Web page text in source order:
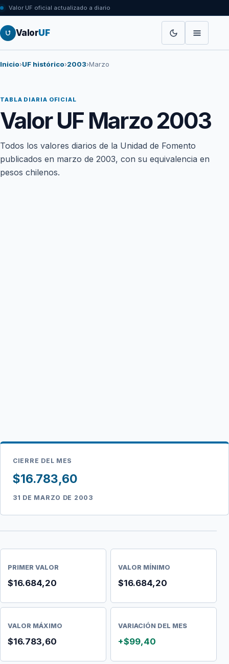
Valor UF oficial actualizado a diario
ValorUF
Inicio›UF histórico›2003›Marzo
TABLA DIARIA OFICIAL
Valor UF Marzo 2003
Todos los valores diarios de la Unidad de Fomento
publicados en marzo de 2003, con su equivalencia en
pesos chilenos.
CIERRE DEL MES
$16.783,60
31 DE MARZO DE 2003
PRIMER VALOR
$16.684,20
VALOR MÍNIMO
$16.684,20
VALOR MÁXIMO
$16.783,60
VARIACIÓN DEL MES
+$99,40